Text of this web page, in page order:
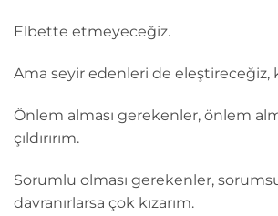
Elbette etmeyeceğiz.
Ama seyir edenleri de eleştireceğiz,
Önlem alması gerekenler, önlem
çıldırırım.
Sorumlu olması gerekenler,
davranırlarsa çok kızarım.